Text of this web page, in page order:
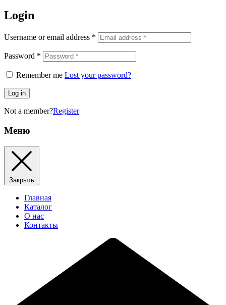
Login
Username or email address *
Password *
Remember me Lost your password?
Log in
Not a member?Register
Меню
Закрыть
Главная
Каталог
О нас
Контакты